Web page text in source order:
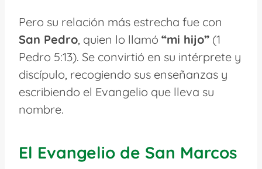
Pero su relación más estrecha fue con
San Pedro, quien lo llamó “mi hijo” (1
Pedro 5:13). Se convirtió en su intérprete y
discípulo, recogiendo sus enseñanzas y
escribiendo el Evangelio que lleva su
nombre.
El Evangelio de San Marcos